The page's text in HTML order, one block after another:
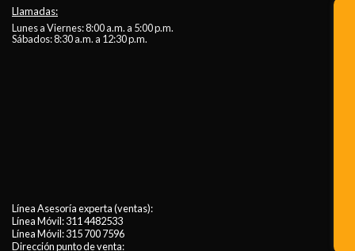
Llamadas:
Lunes a Viernes: 8:00 a.m. a 5:00 p.m.
Sábados: 8:30 a.m. a 12:30 p.m.
Línea Asesoría experta (ventas):
Línea Móvil:311 4482533
Línea Móvil:315 700 7596
Dirección punto de venta: